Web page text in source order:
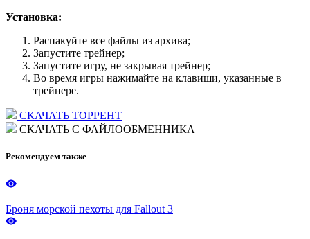
Установка:
Распакуйте все файлы из архива;
Запустите трейнер;
Запустите игру, не закрывая трейнер;
Во время игры нажимайте на клавиши, указанные в
трейнере.
СКАЧАТЬ ТОРРЕНТ
СКАЧАТЬ С ФАЙЛООБМЕННИКА
Рекомендуем также
Броня морской пехоты для Fallout 3